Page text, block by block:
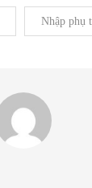
Nhập phụ